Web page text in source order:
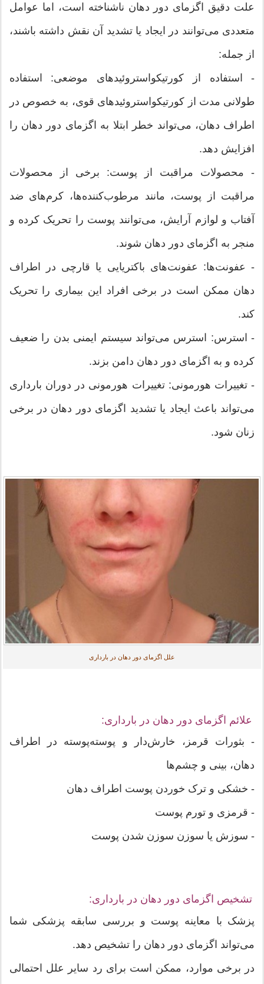
علت دقیق اگزمای دور دهان ناشناخته است، اما عوامل
متعددی می‌توانند در ایجاد یا تشدید آن نقش داشته باشند،
از جمله:
- استفاده از کورتیکواستروئیدهای موضعی: استفاده
طولانی مدت از کورتیکواستروئیدهای قوی، به خصوص در
اطراف دهان، می‌تواند خطر ابتلا به اگزمای دور دهان را
افزایش دهد.
- محصولات مراقبت از پوست: برخی از محصولات
مراقبت از پوست، مانند مرطوب‌کننده‌ها، کرم‌های ضد
آفتاب و لوازم آرایش، می‌توانند پوست را تحریک کرده و
منجر به اگزمای دور دهان شوند.
- عفونت‌ها: عفونت‌های باکتریایی یا قارچی در اطراف
دهان ممکن است در برخی افراد این بیماری را تحریک
کند.
- استرس: استرس می‌تواند سیستم ایمنی بدن را ضعیف
کرده و به اگزمای دور دهان دامن بزند.
- تغییرات هورمونی: تغییرات هورمونی در دوران بارداری
می‌تواند باعث ایجاد یا تشدید اگزمای دور دهان در برخی
زنان شود.
علل اگزمای دور دهان در بارداری
علائم اگزمای دور دهان در بارداری:
- بثورات قرمز، خارش‌دار و پوسته‌پوسته در اطراف
دهان، بینی و چشم‌ها
- خشکی و ترک خوردن پوست اطراف دهان
- قرمزی و تورم پوست
- سوزش یا سوزن سوزن شدن پوست
تشخیص اگزمای دور دهان در بارداری:
پزشک با معاینه پوست و بررسی سابقه پزشکی شما
می‌تواند اگزمای دور دهان را تشخیص دهد.
در برخی موارد، ممکن است برای رد سایر علل احتمالی